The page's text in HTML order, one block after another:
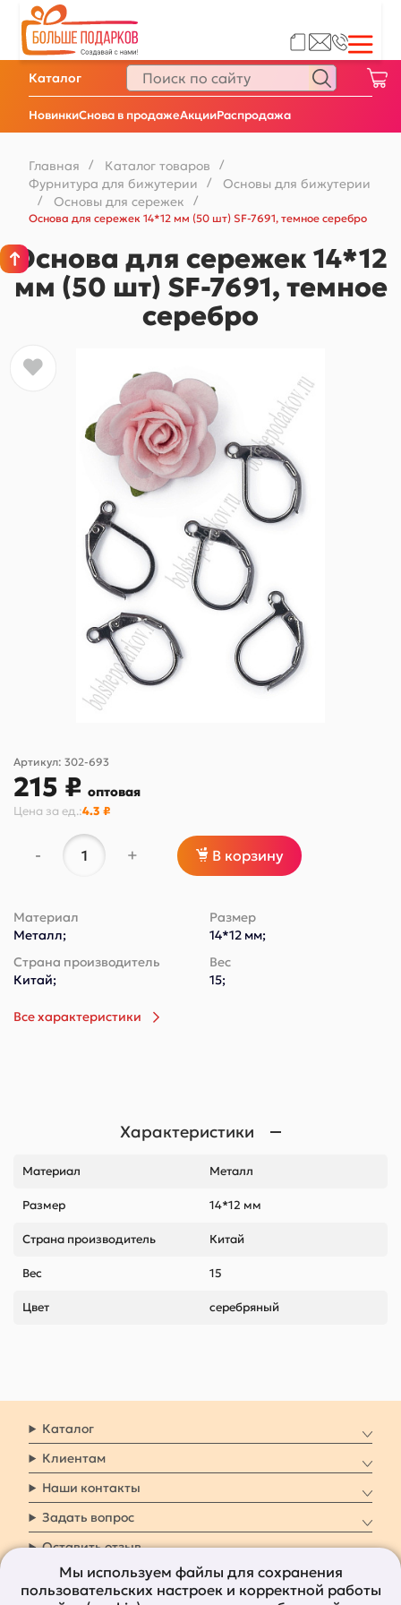
НовинкиСнова в продажеАкцииРаспродажа
Каталог
Главная / Каталог товаров /
Фурнитура для бижутерии / Основы для бижутерии
/ Основы для сережек
/
Основа для сережек 14*12 мм (50 шт) SF-7691, темное серебро
Основа для сережек 14*12
мм (50 шт) SF-7691, темное
серебро
Артикул: 302-693
215 ₽ оптовая
Цена за ед.:4.3 ₽
- + В корзину
Материал
Металл;
Размер
14*12 мм;
Страна производитель
Китай;
Вес
15;
Все характеристики
Характеристики
Материал Металл
Размер 14*12 мм
Страна производитель Китай
Вес 15
Цвет серебряный
Каталог
Клиентам
Наши контакты
Задать вопрос
Оставить отзыв
8 800 7009 161 Заказать звонок
Мы используем файлы для сохранения
пользовательских настроек и корректной работы